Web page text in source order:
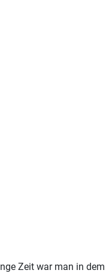
Zeit war man in